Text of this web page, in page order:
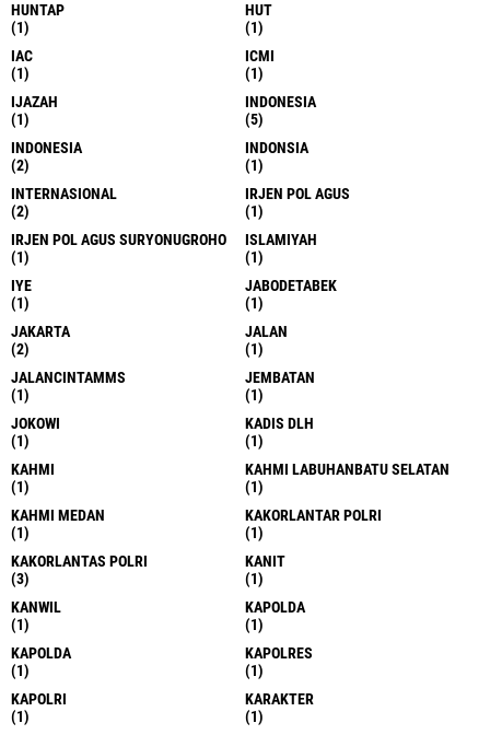
HUNTAP
(1)
HUT
(1)
IAC
(1)
ICMI
(1)
IJAZAH
(1)
INDONESIA
(5)
INDONESIA
(2)
INDONSIA
(1)
INTERNASIONAL
(2)
IRJEN POL AGUS
(1)
IRJEN POL AGUS SURYONUGROHO
(1)
ISLAMIYAH
(1)
IYE
(1)
JABODETABEK
(1)
JAKARTA
(2)
JALAN
(1)
JALANCINTAMMS
(1)
JEMBATAN
(1)
JOKOWI
(1)
KADIS DLH
(1)
KAHMI
(1)
KAHMI LABUHANBATU SELATAN
(1)
KAHMI MEDAN
(1)
KAKORLANTAR POLRI
(1)
KAKORLANTAS POLRI
(3)
KANIT
(1)
KANWIL
(1)
KAPOLDA
(1)
KAPOLDA
(1)
KAPOLRES
(1)
KAPOLRI
(1)
KARAKTER
(1)